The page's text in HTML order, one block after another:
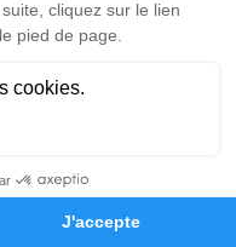
Hommages
la cérémonie
sa mémoire tout